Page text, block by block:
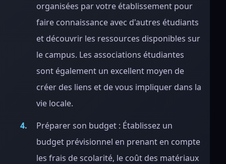
organisées par votre établissement pour
faire connaissance avec d'autres étudiants
et découvrir les ressources disponibles sur
le campus. Les associations étudiantes
sont également un excellent moyen de
créer des liens et de vous impliquer dans la
vie locale.
Préparer son budget : Établissez un
budget prévisionnel en prenant en compte
les frais de scolarité, le coût des matériaux